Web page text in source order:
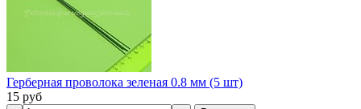
Герберная проволока зеленая 0.8 мм (5 шт)
15 руб